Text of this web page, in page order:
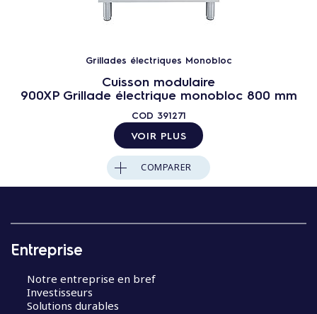
Grillades électriques Monobloc
Cuisson modulaire
900XP Grillade électrique monobloc 800 mm
COD 391271
VOIR PLUS
COMPARER
Entreprise
Notre entreprise en bref
Investisseurs
Solutions durables